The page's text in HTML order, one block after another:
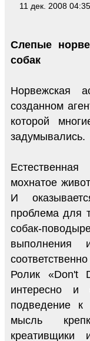
11 дек. 2008 04:35
Слепые
собак
Норвежская
созданном
которой
задумывались.
мохнатое
И
проблема для
собак-
выполнения
Ролик «Don't
интересно и
подведение к
мысль
креативщики